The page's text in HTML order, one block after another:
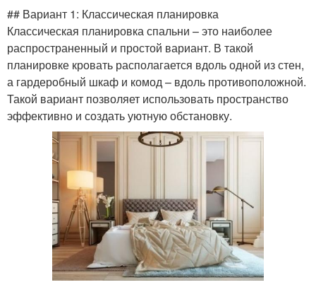
## Вариант 1: Классическая планировка
Классическая планировка спальни – это наиболее
распространенный и простой вариант. В такой
планировке кровать располагается вдоль одной из стен,
а гардеробный шкаф и комод – вдоль противоположной.
Такой вариант позволяет использовать пространство
эффективно и создать уютную обстановку.